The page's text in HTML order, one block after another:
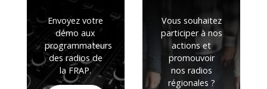
Envoyez votre
démo aux
programmateurs
des radios de
la FRAP.
Vous souhaitez
participer à nos
actions et
promouvoir
nos radios
régionales ?